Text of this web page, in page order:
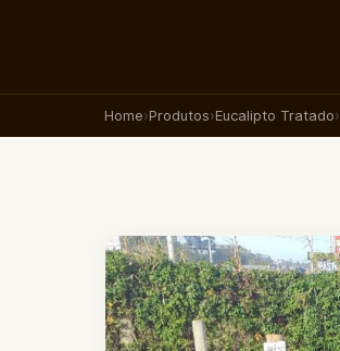
Home›Produtos›Eucalipto Tratado›